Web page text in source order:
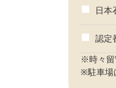
日本
認定
※時々留
※駐車場